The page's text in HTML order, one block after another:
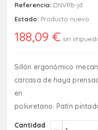
Referencia: DNVRb-jd
Estado: Producto nuevo
188,09 € sin
Sillón ergonómico
carcasa de haya
en
poliuretano. Patín
Cantidad